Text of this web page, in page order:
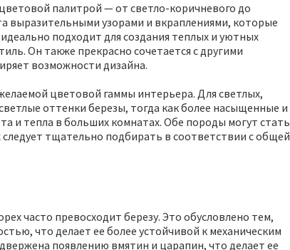
палитрой — от светло-коричневого до
выразительными узорами и вкраплениями, которые
подходит для создания теплых и уютных
Он также прекрасно сочетается с другими
возможности дизайна.
цветовой гаммы интерьера. Для светлых,
оттенки березы, тогда как более насыщенные и
и тепла в больших комнатах. Обе породы могут стать
тщательно подбирать в соответствии с общей
часто превосходит березу. Это обусловлено тем,
что делает ее более устойчивой к механическим
появлению вмятин и царапин, что делает ее